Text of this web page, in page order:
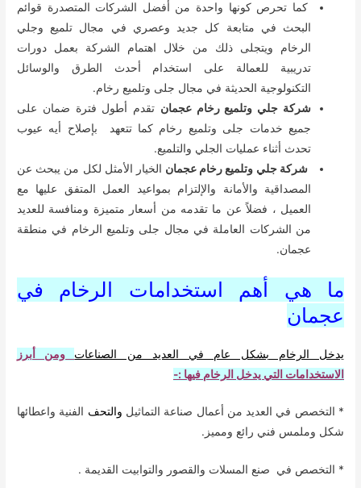
كما تحرص كونها واحدة من أفضل الشركات المتصدرة قوائم
البحث في متابعة كل جديد وعصري في مجال تلميع وجلي
الرخام ويتجلى ذلك من خلال اهتمام الشركة بعمل دورات
تدريبية للعمالة على استخدام أحدث الطرق والوسائل
التكنولوجية الحديثة في مجال جلى وتلميع رخام.
شركة جلي وتلميع رخام عجمان تقدم أطول فترة ضمان على
جميع خدمات جلى وتلميع رخام كما تتعهد بإصلاح أيه عيوب
تحدث أثناء عمليات الجلي والتلميع.
شركة جلي وتلميع رخام عجمان الخيار الأمثل لكل من يبحث عن
المصداقية والأمانة والإلتزام بمواعيد العمل المتفق عليها مع
العميل ، فضلاً عن ما تقدمه من أسعار متميزة ومنافسة للعديد
من الشركات العاملة في مجال جلى وتلميع الرخام في منطقة
عجمان.
ما هي أهم استخدامات الرخام في
عجمان
يدخل الرخام بشكل عام في العديد من الصناعات ومن أبرز
الاستخدامات التي يدخل الرخام فيها :-
* التخصص في العديد من أعمال صناعة التماثيل والتحف الفنية واعطائها
شكل وملمس فني رائع ومميز.
* التخصص في صنع المسلات والقصور والتوابيت القديمة .